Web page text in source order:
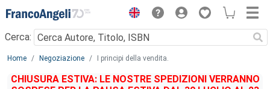
Menu
Cerca:
Main content
Home Negoziazione I principi della vendita.
CHIUSURA ESTIVA: LE NOSTRE SPEDIZIONI VERRANNO